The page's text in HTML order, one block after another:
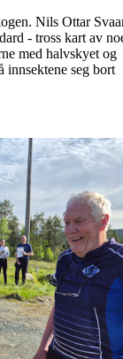
Nils Ottar
- tross kart av
med halvskyet og
innsektene seg bort